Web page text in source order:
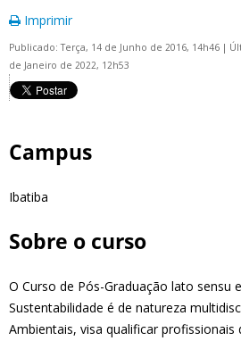
Imprimir
Publicado: Terça, 14 de Junho de 2016, 14h46 |
de Janeiro de 2022, 12h53
Campus
Ibatiba
Sobre o curso
O Curso de Pós-Graduação lato sensu
Sustentabilidade é de natureza
Ambientais, visa qualificar profissionais